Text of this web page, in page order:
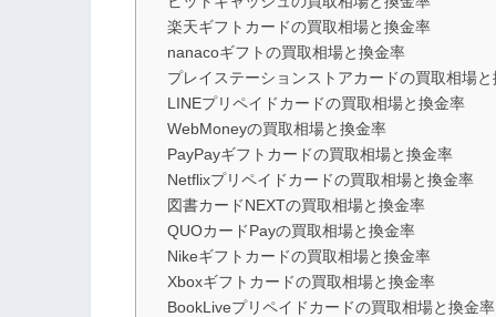
楽天ギフトカードの買取相場と換金率
nanacoギフトの買取相場と換金率
プレイステーションストアカードの買取相場
LINEプリペイドカードの買取相場と換金率
WebMoneyの買取相場と換金率
PayPayギフトカードの買取相場と換金率
Netflixプリペイドカードの買取相場と換金率
図書カードNEXTの買取相場と換金率
QUOカードPayの買取相場と換金率
Nikeギフトカードの買取相場と換金率
Xboxギフトカードの買取相場と換金率
BookLiveプリペイドカードの買取相場と換金率